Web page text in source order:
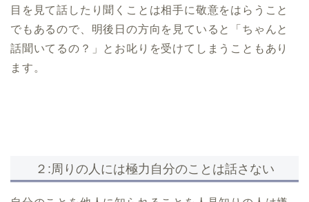
目を見て話したり聞くことは相手に敬意をはらうこと
でもあるので、明後日の方向を見ていると「ちゃんと
話聞いてるの？」とお叱りを受けてしまうこともあり
ます。
２:周りの人には極力自分のことは話さない